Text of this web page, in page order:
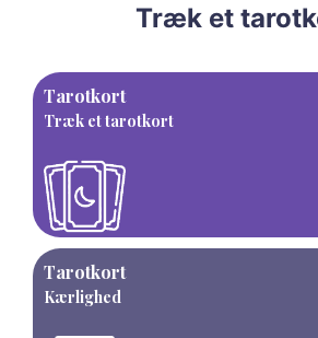
Træk et
Tarotkort
Træk et tarotkort
Tarotkort
Kærlighed